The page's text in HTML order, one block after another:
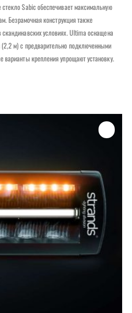
Sabic обеспечивает максимальную
Безрамочная конструкция также
условиях. Ultima оснащена
м) с предварительно подключенными
варианты крепления упрощают установку.